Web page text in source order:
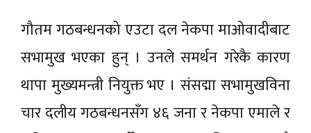
गौतम गठबन्धनको एउटा दल नेकपा माओवादीबाट
सभामुख भएका हुन् । उनले समर्थन गरेकै कारण
थापा मुख्यमन्त्री नियुक्त भए । संसद्मा सभामुखविना
चार दलीय गठबन्धनसँग ४६ जना र नेकपा एमाले र